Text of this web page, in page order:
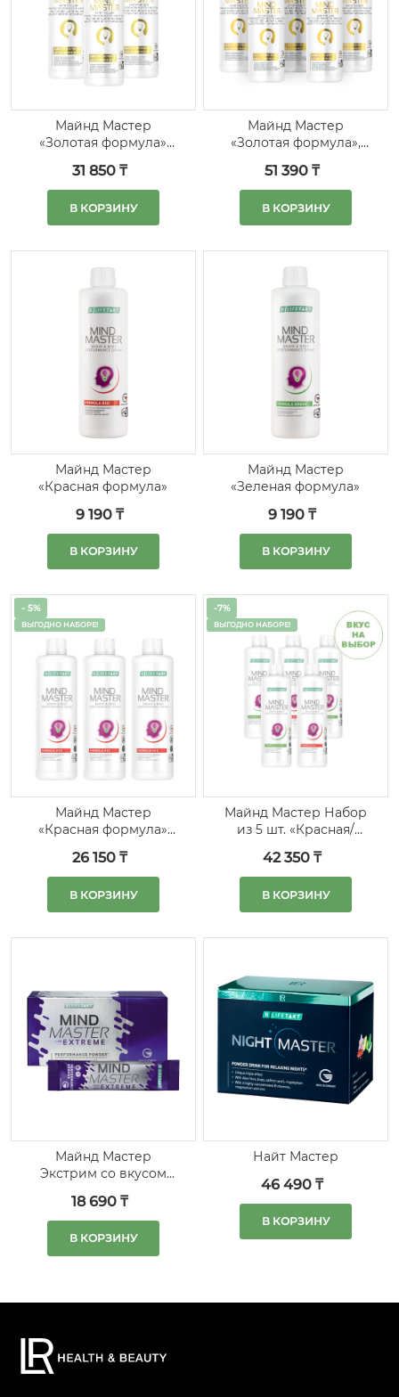
Майнд Мастер
«Золотая формула»
31 850 ₸
В КОРЗИНУ
Майнд Мастер
«Золотая формула»,
51 390 ₸
В КОРЗИНУ
Майнд Мастер
«Красная формула»
9 190 ₸
В КОРЗИНУ
Майнд Мастер
«Зеленая формула»
9 190 ₸
В КОРЗИНУ
- 5%
ВЫГОДНО НАБОРЕ!
Майнд Мастер
«Красная формула»
26 150 ₸
В КОРЗИНУ
-7%
ВЫГОДНО НАБОРЕ!
Майнд Мастер Набор
из 5 шт. «Красная/
выбор
42 350 ₸
В КОРЗИНУ
Майнд Мастер
Экстрим со вкусом
18 690 ₸
В КОРЗИНУ
Найт Мастер
46 490 ₸
В КОРЗИНУ